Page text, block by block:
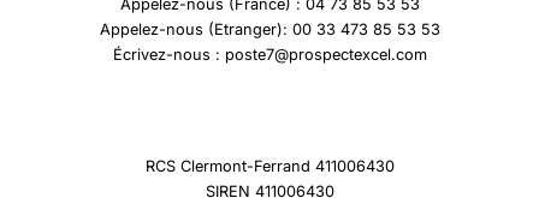
Appelez-nous (France) : 04 73 85 53 53
Appelez-nous (Etranger): 00 33 473 85 53 53
Écrivez-nous : poste7@prospectexcel.com
RCS Clermont-Ferrand 411006430
SIREN 411006430